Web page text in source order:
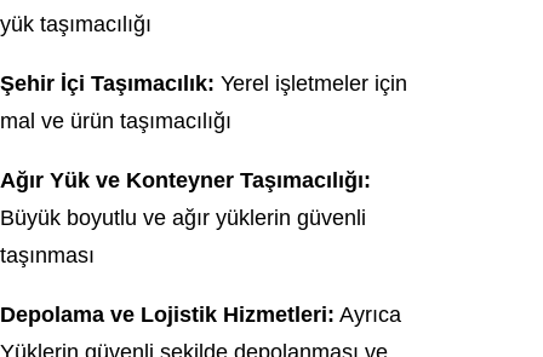
yük taşımacılığı
Şehir İçi Taşımacılık: Yerel işletmeler için
mal ve ürün taşımacılığı
Ağır Yük ve Konteyner Taşımacılığı:
Büyük boyutlu ve ağır yüklerin güvenli
taşınması
Depolama ve Lojistik Hizmetleri: Ayrıca
Yüklerin güvenli şekilde depolanması ve